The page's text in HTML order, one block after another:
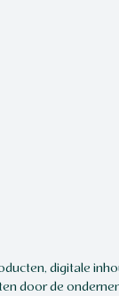
digitale
door de